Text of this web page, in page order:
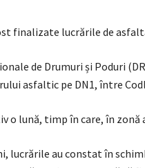
finalizate lucrările de
de Drumuri și Poduri
asfaltic pe DN1, între
o lună, timp în care, în
lucrările au constat în